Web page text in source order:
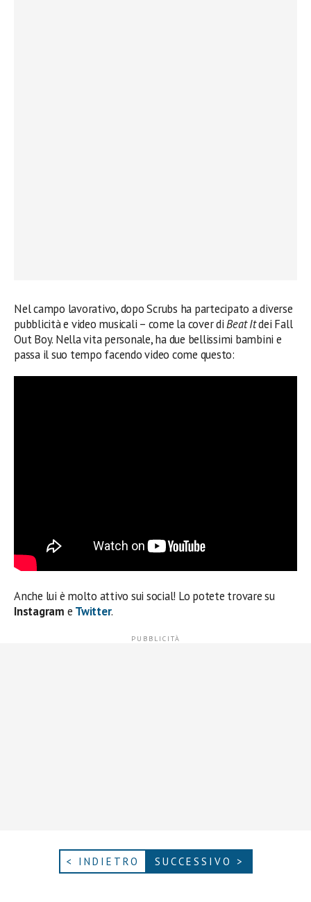
Nel campo lavorativo, dopo Scrubs ha partecipato a diverse
pubblicità e video musicali – come la cover diBeat Itdei Fall
Out Boy. Nella vita personale, ha due bellissimi bambini e
passa il suo tempo facendo video come questo:
Anche lui è molto attivo sui social! Lo potete trovare su
Instagram e Twitter.
< INDIETRO SUCCESSIVO >